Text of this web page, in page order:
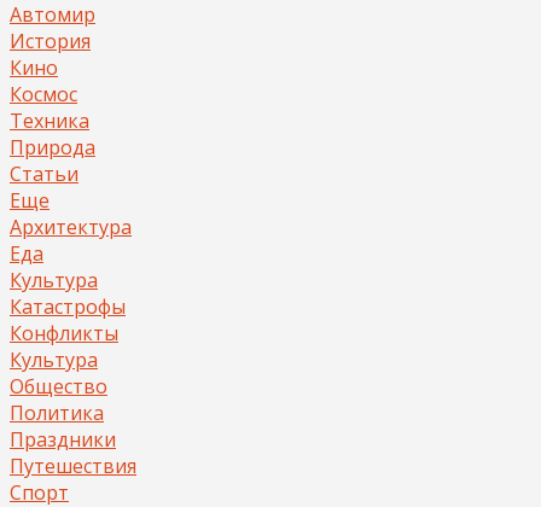
Автомир
История
Кино
Космос
Техника
Природа
Статьи
Еще
Архитектура
Еда
Культура
Катастрофы
Конфликты
Культура
Общество
Политика
Праздники
Путешествия
Спорт